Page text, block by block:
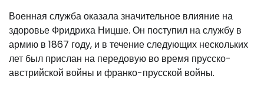
Военная служба оказала значительное влияние на
здоровье Фридриха Ницше. Он поступил на службу в
армию в 1867 году, и в течение следующих нескольких
лет был прислан на передовую во время прусско-
австрийской войны и франко-прусской войны.